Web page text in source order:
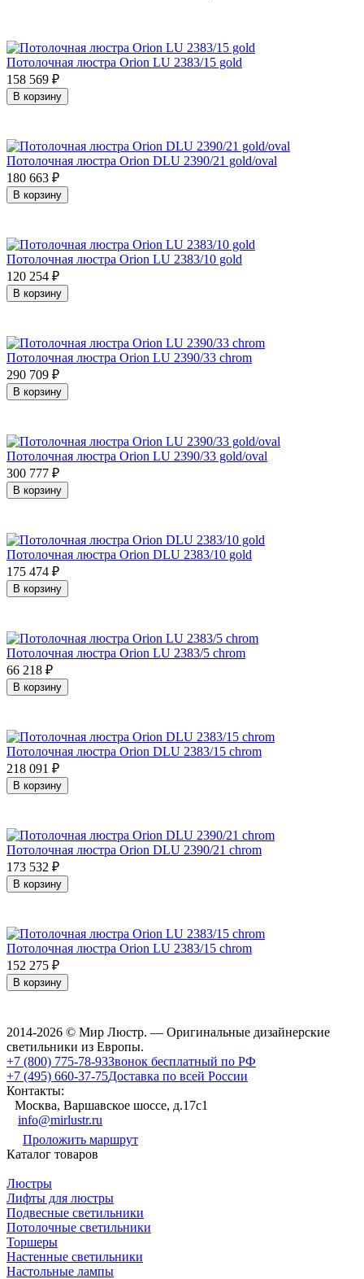
Потолочная люстра Orion LU 2383/15 gold
158 569 ₽
В корзину
Потолочная люстра Orion DLU 2390/21 gold/oval
180 663 ₽
В корзину
Потолочная люстра Orion LU 2383/10 gold
120 254 ₽
В корзину
Потолочная люстра Orion LU 2390/33 chrom
290 709 ₽
В корзину
Потолочная люстра Orion LU 2390/33 gold/oval
300 777 ₽
В корзину
Потолочная люстра Orion DLU 2383/10 gold
175 474 ₽
В корзину
Потолочная люстра Orion LU 2383/5 chrom
66 218 ₽
В корзину
Потолочная люстра Orion DLU 2383/15 chrom
218 091 ₽
В корзину
Потолочная люстра Orion DLU 2390/21 chrom
173 532 ₽
В корзину
Потолочная люстра Orion LU 2383/15 chrom
152 275 ₽
В корзину
2014-2026 © Мир Люстр. — Оригинальные дизайнерские
светильники из Европы.
+7 (800) 775-78-93Звонок бесплатный по РФ
+7 (495) 660-37-75Доставка по всей России
Контакты:
Москва, Варшавское шоссе, д.17c1
info@mirlustr.ru
Проложить маршрут
Каталог товаров
Люстры
Лифты для люстры
Подвесные светильники
Потолочные светильники
Торшеры
Настенные светильники
Настольные лампы